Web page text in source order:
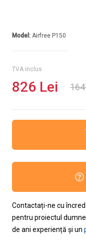
Model: Airfree P150
TVA inclus
826 Lei
Contactați-ne cu
pentru proiectul
de ani experiență și un